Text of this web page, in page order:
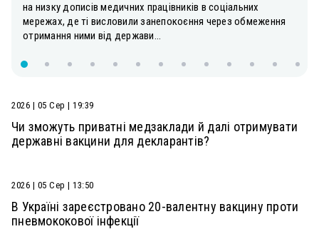
на низку дописів медичних працівників в соціальних
мережах, де ті висловили занепокоєння через обмеження
отримання ними від держави...
2026 | 05 Сер | 19:39
Чи зможуть приватні медзаклади й далі отримувати
державні вакцини для декларантів?
2026 | 05 Сер | 13:50
В Україні зареєстровано 20-валентну вакцину проти
пневмококової інфекції